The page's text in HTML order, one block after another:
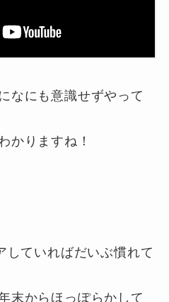
なにも意識せずやって
かりますね！
していればだいぶ慣れて
末からほっぽらかして